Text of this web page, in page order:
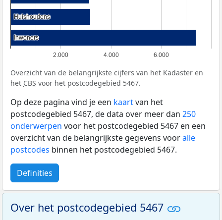
2.000 4.000 6.000
Huishoudens
Huishoudens
Inwoners
Inwoners
Overzicht van de belangrijkste cijfers van het Kadaster en
het CBS voor het postcodegebied 5467.
Op deze pagina vind je een kaartvan het
postcodegebied 5467, de data over meer dan 250
onderwerpen voor het postcodegebied 5467 en een
overzicht van de belangrijkste gegevens vooralle
postcodes binnen het postcodegebied 5467.
Definities
Over het postcodegebied 5467